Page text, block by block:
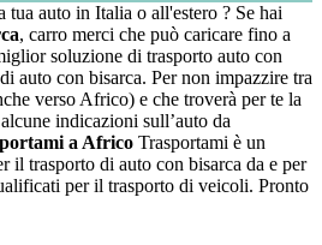
auto in Italia o all'estero ? Se hai
, carro merci che può caricare fino a
soluzione di trasporto auto con
auto con bisarca. Per non impazzire tra
verso Africo) e che troverà per te la
indicazioni sull’auto da
a Africo Trasportami è un
il trasporto di auto con bisarca da e per
per il trasporto di veicoli. Pronto